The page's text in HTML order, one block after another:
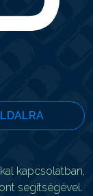
kapcsolatban,
segítségével.